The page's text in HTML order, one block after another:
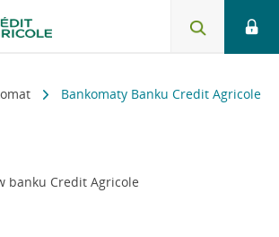
Bankomaty Banku Credit Agricole
banku Credit Agricole